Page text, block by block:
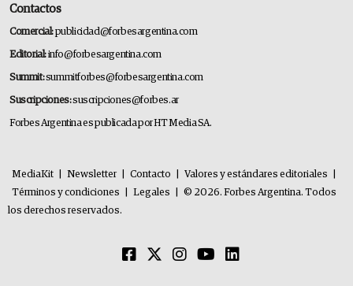
Contactos
Comercial:publicidad@forbesargentina.com
Editorial:info@forbesargentina.com
Summit:summitforbes@forbesargentina.com
Suscripciones:suscripciones@forbes.ar
Forbes Argentina es publicada por HT Media SA.
MediaKit Newsletter Contacto Valores y estándares editoriales
Términos y condiciones
Legales
© 2026. Forbes Argentina. Todos
los derechos reservados.